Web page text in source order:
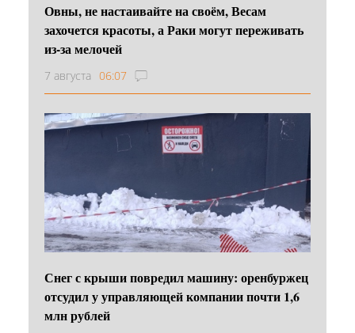
Овны, не настаивайте на своём, Весам
захочется красоты, а Раки могут переживать
из-за мелочей
7 августа 06:07
Снег с крыши повредил машину: оренбуржец
отсудил у управляющей компании почти 1,6
млн рублей